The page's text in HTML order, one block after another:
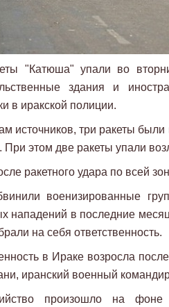
"Катюша" упали во
здания и
в иракской полиции.
источников, три ракеты
При этом две ракеты упали
ракетного удара по всей
военизированные
нападений в последние
на себя ответственность.
в Ираке возросла
иранский военный
произошло на фоне